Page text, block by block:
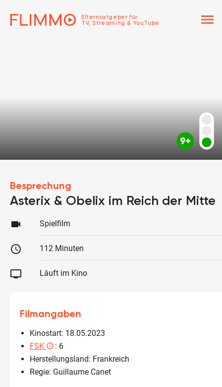
Elternratgeber für
TV, Streaming & YouTube
menu
Besprechung
Asterix & Obelix im Reich der Mitte
videocam Spielfilm
schedule 112 Minuten
tv Läuft im Kino
Filmangaben
Kinostart: 18.05.2023
FSK info_outlined
: 6
Herstellungsland: Frankreich
Regie: Guillaume Canet